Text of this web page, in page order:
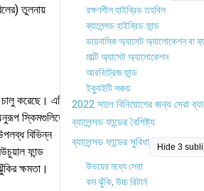
রক্ষণশীল হাইব্রিড তহবিল
ব্যালেন্সড হাইব্রিড ফান্ড
ডায়নামিক অ্যাসেট অ্যালোকেশন বা
মাল্টি অ্যাসেট অ্যালোকেশন
আরবিট্রেজ ফান্ড
ইক্যুইটি সঞ্চয়
2022 সালে বিনিয়োগের জন্য সেরা
ব্যালেন্সড ফান্ডের বৈশিষ্ট্য
ব্যালেন্সড ফান্ডের সুবিধা
Hide 3
উভয়ের মধ্যে সেরা
কম ঝুঁকি, উচ্চ রিটার্ন
তুলনায়
করেছে। এটি
স্কিমগুলিতে
বিভিন্ন
ফান্ড
ক্ষমতা।